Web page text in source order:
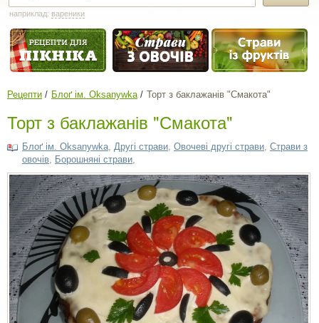
наприклад: вареники
Рецепти Блоґ ім. Oksanywka Торт з баклажанів "Смакота"
Торт з баклажанів "Смакота"
Блоґ ім. Oksanywka Другі страви Овочеві другі страви Страви з
овочів Борошняні страви